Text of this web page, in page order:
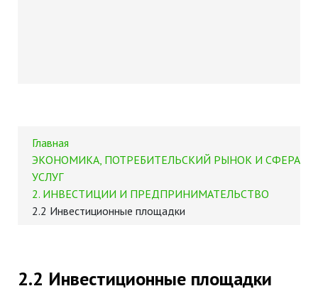
Главная
ЭКОНОМИКА, ПОТРЕБИТЕЛЬСКИЙ РЫНОК И СФЕРА
УСЛУГ
2. ИНВЕСТИЦИИ И ПРЕДПРИНИМАТЕЛЬСТВО
2.2 Инвестиционные площадки
2.2 Инвестиционные площадки